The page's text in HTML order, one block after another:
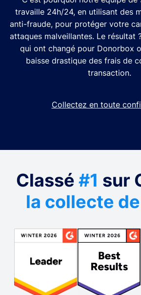
travaille 24h/24, en utilisant des
anti-fraude, pour protéger votre
attaques malveillantes. Le résultat
qui ont changé pour Donorbox
baisse drastique des frais de
transaction.
Collectez en toute
Classé #1 sur
la collecte